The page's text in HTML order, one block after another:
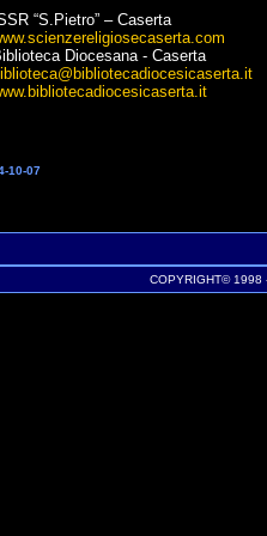
“S.Pietro” – Caserta
Diocesana - Caserta
10-07
COPYRIGHT© 1998